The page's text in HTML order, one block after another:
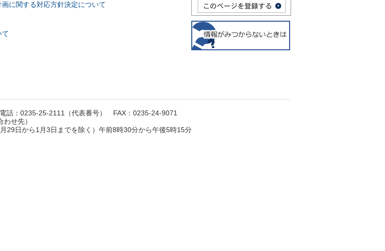
に関する対応方針決定について
て
：0235-25-2111（代表番号） FAX：0235-24-9071
せ先）
29日から1月3日までを除く）午前8時30分から午後5時15分